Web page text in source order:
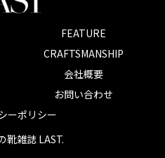
FEATURE
CRAFTSMANSHIP
会社概要
お問い合わせ
ーポリシー
靴雑誌 LAST.